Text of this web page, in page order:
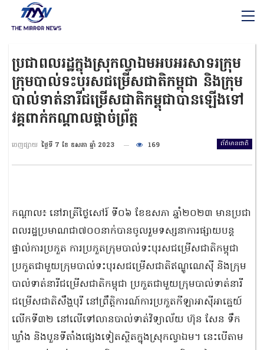
ប្រជាពលរដ្ឋក្នុងស្រុកល្វាឯមអបអរសាទរក្រុម
ក្រុមបាល់ទះបុរសជម្រើសជាតិកម្ពុជា និងក្រុម
បាល់ទាត់នារីជម្រើសជាតិកម្ពុជាបានឡើងទៅ
វគ្គពាក់កណ្តាលផ្តាច់ព្រ័ត្ត
ព័ត៌មានជាតិ
ចេញផ្សាយ ថ្ងៃទី 7 ខែ ឧសភា ឆ្នាំ 2023 169
កណ្តាល៖ នៅរាត្រីថ្ងៃសៅរ៍ ទី០៦ ខែឧសភា ឆ្នាំ២០២៣ មានប្រជា
ពលរដ្ឋប្រមាណជា៧០០នាក់បានចូលរួមទស្សនាការផ្សាយបន្ត
ផ្ទាល់ការប្រកួត ការប្រកួតក្រុមបាល់ទះបុរសជម្រើសជាតិកម្ពុជា
ប្រកួតជាមួយក្រុមបាល់ទះបុរសជម្រើសជាតិឥណ្ឌូណេស៊ី និងក្រុម
បាល់ទាត់នារីជម្រើសជាតិកម្ពុជា ប្រកួតជាមួយក្រុមបាល់ទាត់នារី
ជម្រើសជាតិសឹង្ហបុរី នៅព្រឹត្តិការណ៍ការប្រកួតកីឡាអាស៊ីអាគ្នេយ៍
លើកទី៣២ នៅលើទៅលានបាល់ទាត់វិទ្យាល័យ ហ៊ុន សែន ទឹក
ឃ្លាំង និងបួនទីតាំងផ្សេងទៀតស្ថិតក្នុងស្រុកល្វាឯម។ នេះបើតាម